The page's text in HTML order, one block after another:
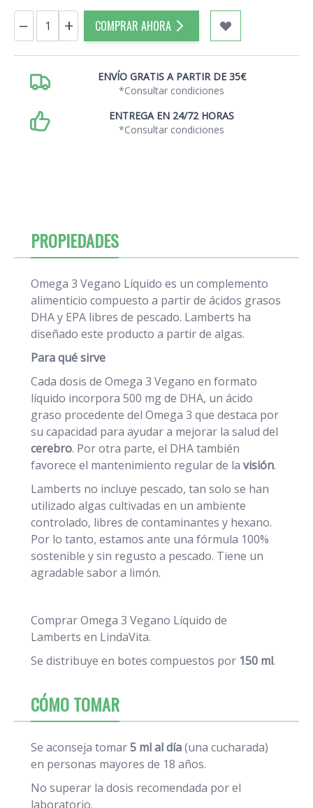
Cantidad
− + COMPRAR AHORA
ENVÍO GRATIS A PARTIR DE 35€
*Consultar condiciones
ENTREGA EN 24/72 HORAS
*Consultar condiciones
PROPIEDADES
Omega 3 Vegano Líquido es un complemento
alimenticio compuesto a partir de ácidos grasos
DHA y EPA libres de pescado. Lamberts ha
diseñado este producto a partir de algas.
Para qué sirve
Cada dosis de Omega 3 Vegano en formato
líquido incorpora 500 mg de DHA, un ácido
graso procedente del Omega 3 que destaca por
su capacidad para ayudar a mejorar la salud del
cerebro. Por otra parte, el DHA también
favorece el mantenimiento regular de la visión.
Lamberts no incluye pescado, tan solo se han
utilizado algas cultivadas en un ambiente
controlado, libres de contaminantes y hexano.
Por lo tanto, estamos ante una fórmula 100%
sostenible y sin regusto a pescado. Tiene un
agradable sabor a limón.
Comprar Omega 3 Vegano Líquido de
Lamberts en LindaVita.
Se distribuye en botes compuestos por 150 ml.
CÓMO TOMAR
Se aconseja tomar5 ml al día(una cucharada)
en personas mayores de 18 años.
No superar la dosis recomendada por el
laboratorio.